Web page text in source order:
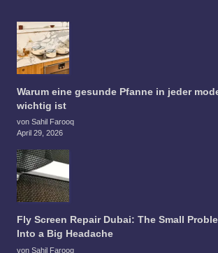
Warum eine gesunde Pfanne in jeder
wichtig ist
von Sahil Farooq
April 29, 2026
Fly Screen Repair Dubai: The Small
Into a Big Headache
von Sahil Farooq